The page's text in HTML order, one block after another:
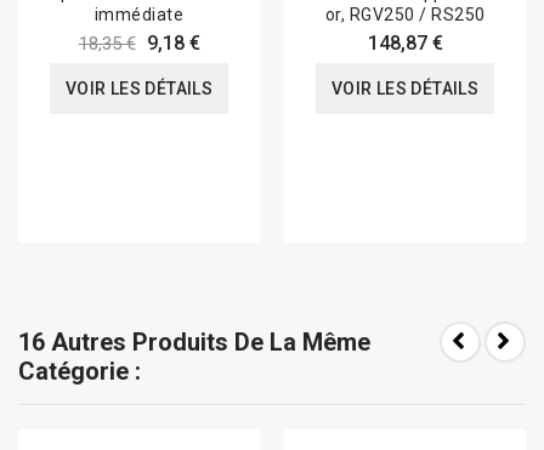
immédiate
18,35 € 9,18 €
VOIR LES DÉTAILS
or, RGV250 / RS250
148,87 €
VOIR LES DÉTAILS
16 Autres Produits De La Même
Catégorie :